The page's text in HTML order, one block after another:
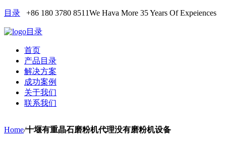
目录 +86 180 3780 8511We Hava More 35 Years Of Expeiences
目录
首页
产品目录
解决方案
成功案例
关于我们
联系我们
Home/十堰有重晶石磨粉机代理没有磨粉机设备